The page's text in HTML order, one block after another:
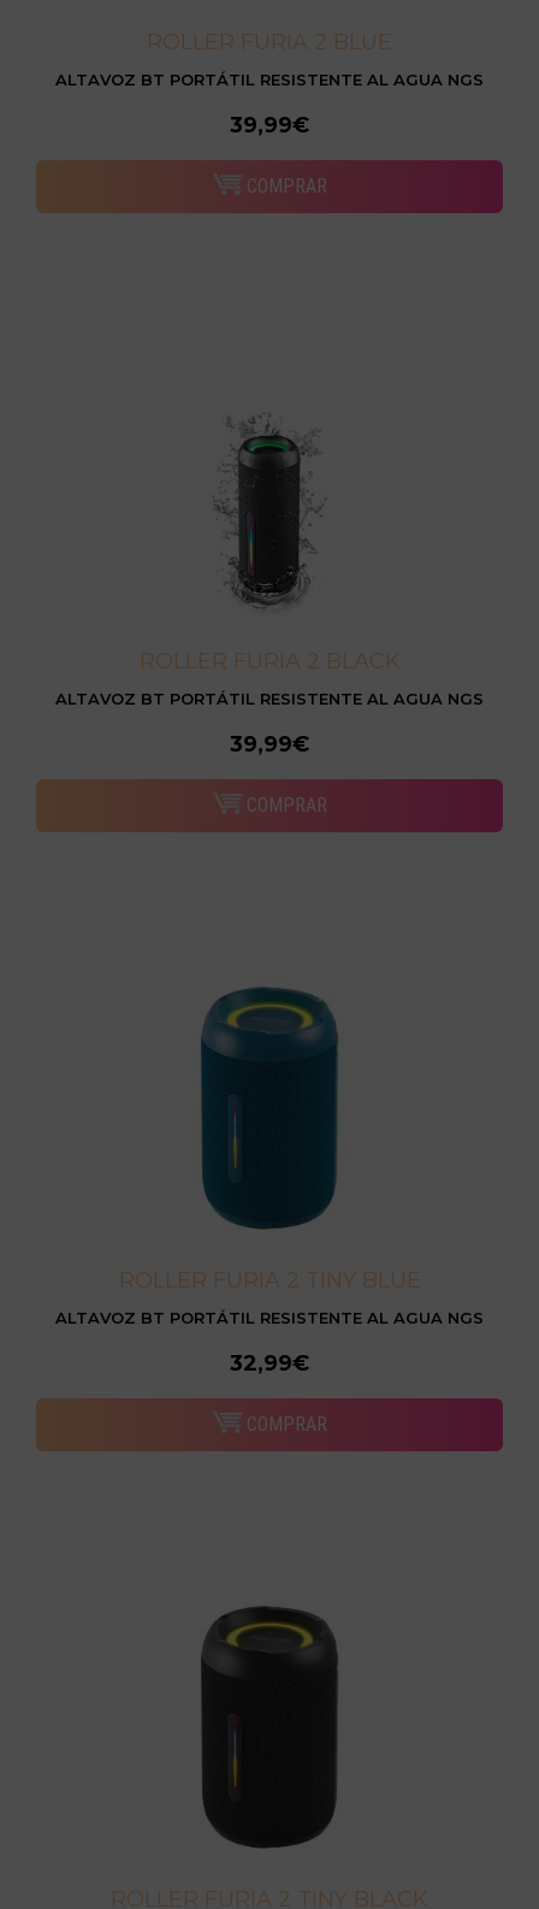
ROLLER FURIA 2 BLUE
ALTAVOZ BT PORTÁTIL RESISTENTE AL AGUA NGS
39,99€
COMPRAR
ROLLER FURIA 2 BLACK
ALTAVOZ BT PORTÁTIL RESISTENTE AL AGUA NGS
39,99€
COMPRAR
ROLLER FURIA 2 TINY BLUE
ALTAVOZ BT PORTÁTIL RESISTENTE AL AGUA NGS
32,99€
COMPRAR
ROLLER FURIA 2 TINY BLACK